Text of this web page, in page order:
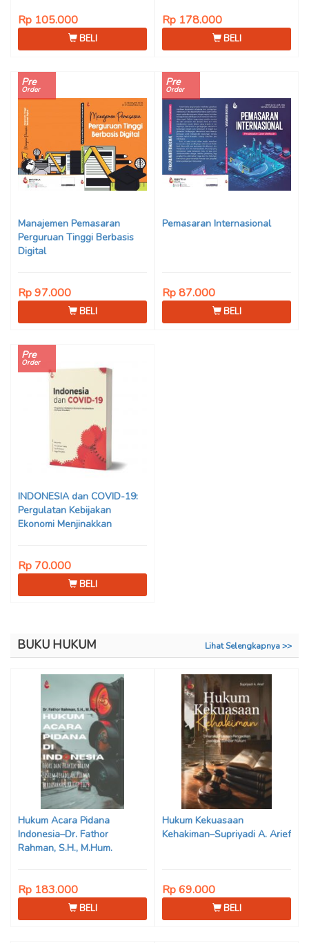
Rp 105.000
BELI
Rp 178.000
BELI
Pre
Order
Manajemen Pemasaran
Perguruan Tinggi Berbasis
Digital
Rp 97.000
BELI
Pre
Order
Pemasaran Internasional
Rp 87.000
BELI
Pre
Order
INDONESIA dan COVID-19:
Pergulatan Kebijakan
Ekonomi Menjinakkan
Rp 70.000
BELI
BUKU HUKUM Lihat Selengkapnya >>
Hukum Acara Pidana
Indonesia–Dr. Fathor
Rahman, S.H., M.Hum.
Rp 183.000
BELI
Hukum Kekuasaan
Kehakiman–Supriyadi A. Arief
Rp 69.000
BELI